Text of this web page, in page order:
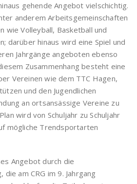
gehende Angebot vielschichtig.
anderem Arbeitsgemeinschaften
wie Volleyball, Basketball und
darüber hinaus wird eine Spiel und
Jahrgänge angeboten ebenso
Zusammenhang besteht eine
Vereinen wie dem TTC Hagen,
und den Jugendlichen
an ortsansässige Vereine zu
wird von Schuljahr zu Schuljahr
mögliche Trendsportarten
Angebot durch die
am CRG im 9. Jahrgang